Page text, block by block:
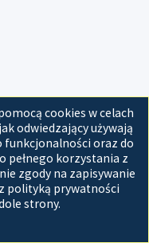
cookies w celach
odwiedzający używają
funkcjonalności oraz do
pełnego korzystania z
zgody na zapisywanie
polityką prywatności
strony.